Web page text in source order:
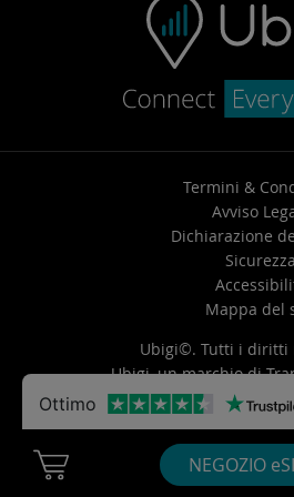
Cart Ubigi NEGOZIO
Termini &
Avviso
Dichiarazione
Sicurezza
Mappa del
Ubigi©. Tutti i diritti
Ubigi, un marchio di
Ottimo